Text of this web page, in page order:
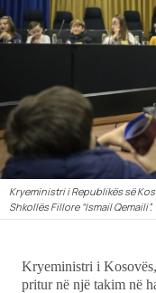
Teknologji
DuVideo
Kryeministri i Republikës së
Shkollës Fillore “Ismail Qemaili”.
Kryeministri i
pritur në një takim në